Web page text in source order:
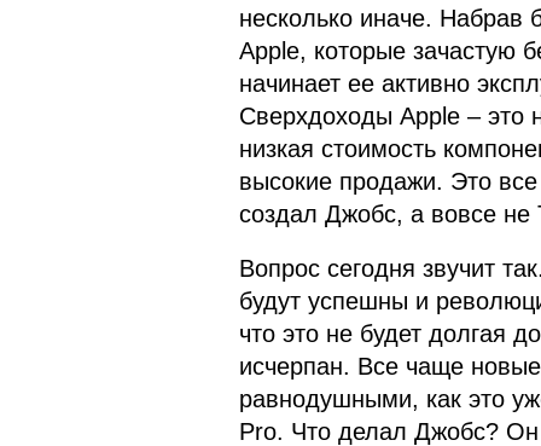
несколько иначе. Набрав
Apple, которые зачастую
начинает ее активно
Сверхдоходы Apple – это
низкая стоимость
высокие продажи. Это
создал Джобс, а вовсе не
Вопрос сегодня звучит
будут успешны и
что это не будет долгая
исчерпан. Все чаще
равнодушными, как это
Pro. Что делал Джобс? Он